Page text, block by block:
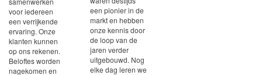
voor iedereen
een verrijkende
ervaring. Onze
klanten kunnen
op ons rekenen.
Beloftes worden
nagekomen en
een pionier in de
markt en hebben
onze kennis door
de loop van de
jaren verder
uitgebouwd. Nog
elke dag leren we